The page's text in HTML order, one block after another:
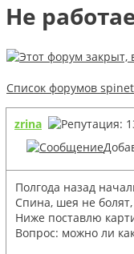
Не
Список форумов
zrina
Полгода назад
Спина, шея не
Ниже поставлю
Вопрос: можно ли